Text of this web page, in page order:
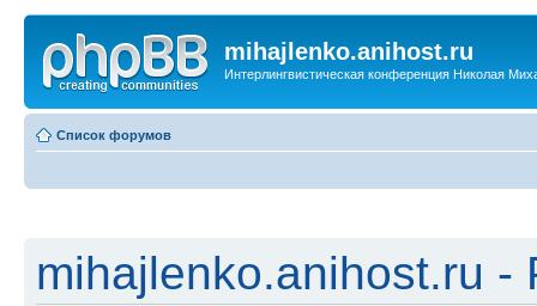
mihajlenko.anihost.ru
Интерлингвистическая конференция Николая
Список форумов
mihajlenko.anihost.ru -